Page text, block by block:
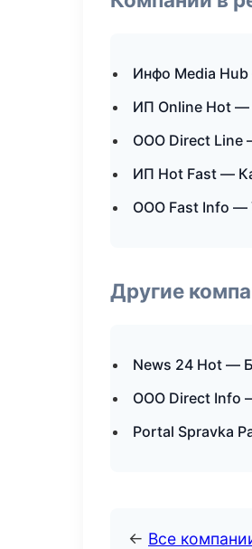
Инфо Media
ИП Online Hot —
ООО Direct Line
ИП Hot Fast —
ООО Fast Info —
Другие
News 24 Hot —
ООО Direct Info
Portal Spravka
← Все